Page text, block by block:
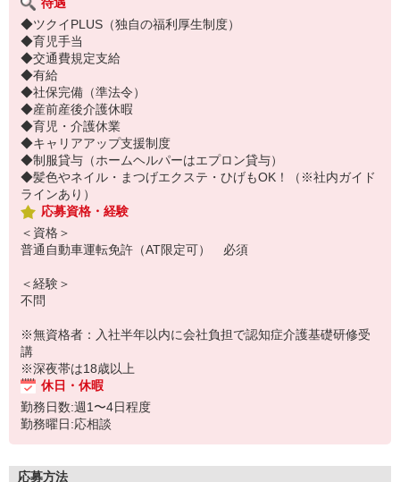
◆ツクイPLUS（独自の福利厚生制度）
◆育児手当
◆交通費規定支給
◆有給
◆社保完備（準法令）
◆産前産後介護休暇
◆育児・介護休業
◆キャリアアップ支援制度
◆制服貸与（ホームヘルパーはエプロン貸与）
◆髪色やネイル・まつげエクステ・ひげもOK！（※社内ガイド
ラインあり）
応募資格・経験
＜資格＞
普通自動車運転免許（AT限定可） 必須
＜経験＞
不問
※無資格者：入社半年以内に会社負担で認知症介護基礎研修受
講
※深夜帯は18歳以上
休日・休暇
勤務日数:週1〜4日程度
勤務曜日:応相談
応募方法